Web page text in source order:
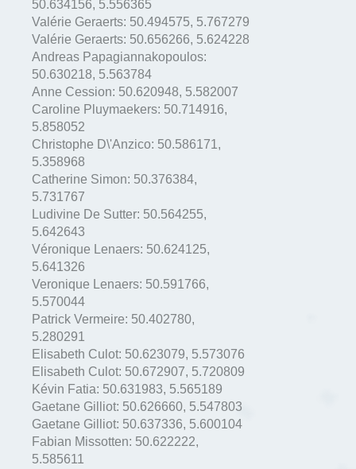
50.634156, 5.556365
Valérie Geraerts: 50.494575, 5.767279
Valérie Geraerts: 50.656266, 5.624228
Andreas Papagiannakopoulos:
50.630218, 5.563784
Anne Cession: 50.620948, 5.582007
Caroline Pluymaekers: 50.714916,
5.858052
Christophe D\'Anzico: 50.586171 ,
5.358968
Catherine Simon: 50.376384,
5.731767
Ludivine De Sutter: 50.564255,
5.642643
Véronique Lenaers: 50.624125,
5.641326
Veronique Lenaers: 50.591766,
5.570044
Patrick Vermeire: 50.402780,
5.280291
Elisabeth Culot: 50.623079, 5.573076
Elisabeth Culot: 50.672907, 5.720809
Kévin Fatia: 50.631983, 5.565189
Gaetane Gilliot: 50.626660, 5.547803
Gaetane Gilliot: 50.637336, 5.600104
Fabian Missotten: 50.622222,
5.585611